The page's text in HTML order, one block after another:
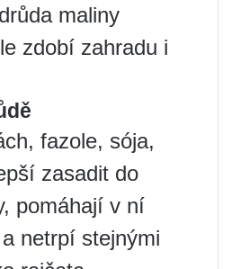
maliny
zdobí zahradu i
fazole, sója,
zasadit do
pomáhají v ní
netrpí stejnými